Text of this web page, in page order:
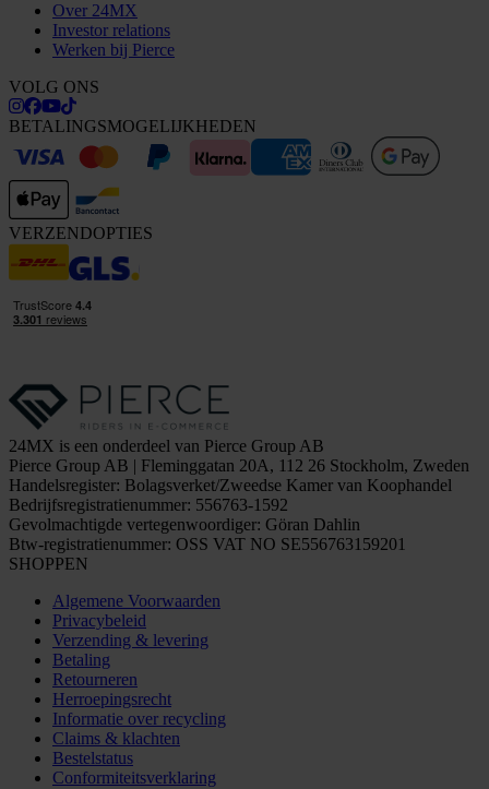
Over 24MX
Investor relations
Werken bij Pierce
VOLG ONS
BETALINGSMOGELIJKHEDEN
VERZENDOPTIES
24MX is een onderdeel van Pierce Group AB
Pierce Group AB | Fleminggatan 20A, 112 26 Stockholm, Zweden
Handelsregister: Bolagsverket/Zweedse Kamer van Koophandel
Bedrijfsregistratienummer: 556763-1592
Gevolmachtigde vertegenwoordiger: Göran Dahlin
Btw-registratienummer: OSS VAT NO SE556763159201
SHOPPEN
Algemene Voorwaarden
Privacybeleid
Verzending & levering
Betaling
Retourneren
Herroepingsrecht
Informatie over recycling
Claims & klachten
Bestelstatus
Conformiteitsverklaring